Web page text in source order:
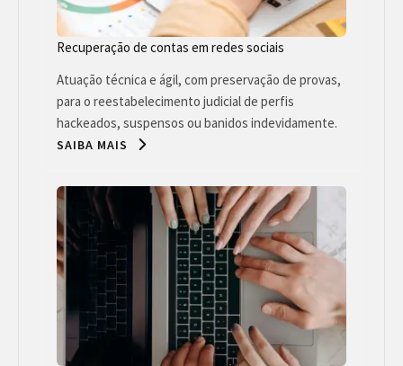
Recuperação de contas em redes sociais
Atuação técnica e ágil, com preservação de provas,
para o reestabelecimento judicial de perfis
hackeados, suspensos ou banidos indevidamente.
SAIBA MAIS